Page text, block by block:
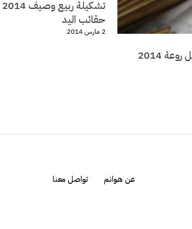
2014
حقائب اليد
2 مارس 2014
عن هوانم تواصل معنا